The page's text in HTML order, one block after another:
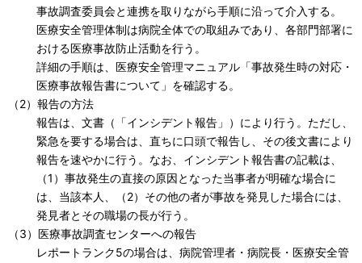
事故調査委員会と連携を取りながら手順に沿って介入する。
医療安全管理体制は病院全体での取組みであり、各部門部署に
おける医療事故防止活動を行う。
詳細の手順は、医療安全管理マニュアル「事故発生時の対応・
医療事故報告書について」を確認する。
（2）報告の方法
報告は、文書（「インシデント報告」）により行う。ただし、
緊急を要する場合は、直ちに口頭で報告し、その後文書により
報告を速やかに行う。なお、インシデント報告書の記載は、
（1）事故発生の直接の原因となった当事者が明確な場合に
は、当該本人、（2）その他の者が事故を発見した場合には、
発見者とその職場の長が行う。
（3）医療事故調査センターへの報告
レポートランク5の場合は、病院管理者・病院長・医療安全管